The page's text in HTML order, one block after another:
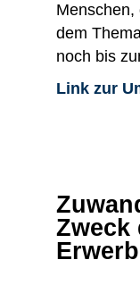
Menschen,
dem
noch bis
Link zur
Zweck